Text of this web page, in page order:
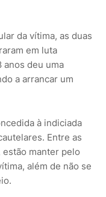
da vítima, as duas
em luta
anos deu uma
a arrancar um
à indiciada
Entre as
manter pelo
além de não se